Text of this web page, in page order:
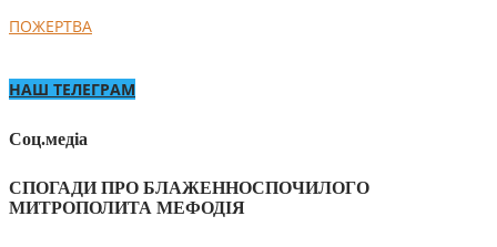
ПОЖЕРТВА
НАШ ТЕЛЕГРАМ
Соц.медіа
СПОГАДИ ПРО БЛАЖЕННОСПОЧИЛОГО
МИТРОПОЛИТА МЕФОДІЯ